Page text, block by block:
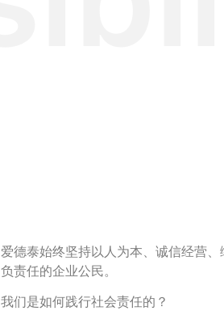
爱德泰始终坚持以人为本、诚信经营
负责任的企业公民。
我们是如何践行社会责任的？